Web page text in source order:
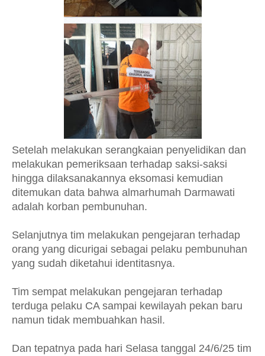
Setelah melakukan serangkaian penyelidikan dan
melakukan pemeriksaan terhadap saksi-saksi
hingga dilaksanakannya eksomasi kemudian
ditemukan data bahwa almarhumah Darmawati
adalah korban pembunuhan.
Selanjutnya tim melakukan pengejaran terhadap
orang yang dicurigai sebagai pelaku pembunuhan
yang sudah diketahui identitasnya.
Tim sempat melakukan pengejaran terhadap
terduga pelaku CA sampai kewilayah pekan baru
namun tidak membuahkan hasil.
Dan tepatnya pada hari Selasa tanggal 24/6/25 tim